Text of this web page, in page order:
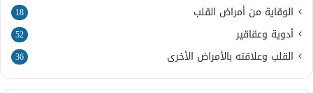
الوقاية من أمراض القلب 18
أدوية وعقاقير 52
القلب وعلاقته بالأمراض الأخرى 36